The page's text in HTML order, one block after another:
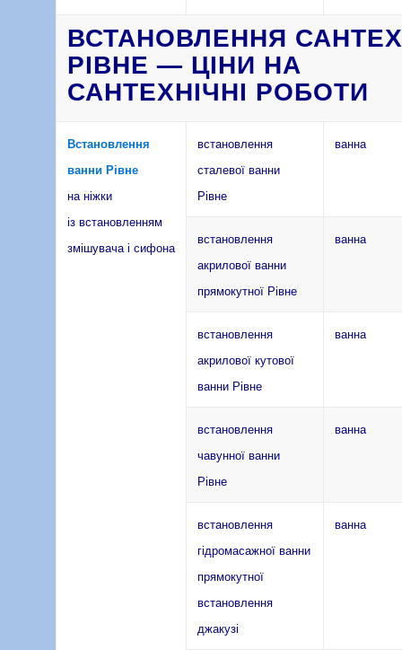
ВСТАНОВЛЕННЯ
РІВНЕ — ЦІНИ НА
САНТЕХНІЧНІ РОБОТИ
Встановлення
ванни Рівне
на ніжки
із встановленням
змішувача і сифона
встановлення
сталевої ванни
Рівне
ванна
встановлення
акрилової ванни
прямокутної Рівне
ванна
встановлення
акрилової кутової
ванни Рівне
ванна
встановлення
чавунної ванни
Рівне
ванна
встановлення
гідромасажної ванни
прямокутної
встановлення
джакузі
ванна